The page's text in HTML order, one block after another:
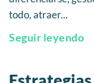
todo, atraer...
Seguir leyendo